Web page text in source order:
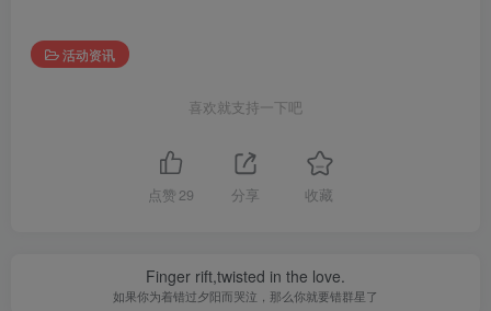
活动资讯
喜欢就支持一下吧
点赞 29 分享 收藏
Finger rift,twisted in the love.
如果你为着错过夕阳而哭泣，那么你就要错群星了